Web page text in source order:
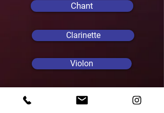
Chant
Clarinette
Violon
Initiation